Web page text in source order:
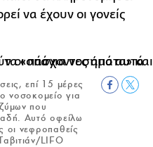
να έχουν οι γονείς
επί 15 μέρες
νοσοκομείο για
που
Αυτό οφείλω
νεφροπαθείς
LIFO